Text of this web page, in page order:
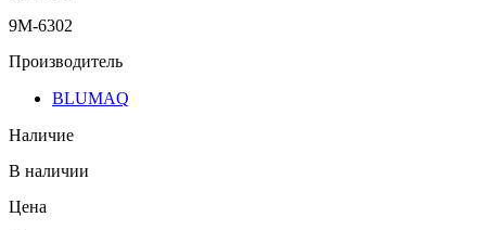
9M-6302
Производитель
BLUMAQ
Наличие
В наличии
Цена